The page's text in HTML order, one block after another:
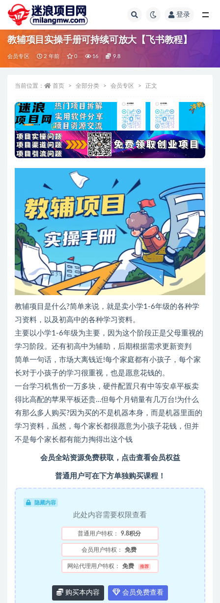
登录
教辅项目实操手册可持续可放大【飞书教程】
会员专区 2 年前 0 16 9.8
当前位置： 首页 全部分类 会员专区 正文
教辅项目是什么?简单来说，就是卖小学1-6年级的各种学
习资料，以及初高中的各种学习资料。
主要以小学1-6年级为主要，因为这个阶段正是父母重视的
学习阶段。还有初高中为辅助，后期根据需求更新资判
简单一句话，市场大离钱近!每个家庭都有小孩子，每个家
长对于小孩子的学习很重视，也是愿意花钱的。
一台学习机售价一万多块，硬件配置只有中等安卓平板卖
得比高配的苹果平板还贵…但每个月销量有几万台!为什么
有那么多人购买?因为买的不是机器本身，而是机器里面的
学习资料，虽然，每个家长都很愿意为小孩子花钱，但并
不是每个家长都有能力掏得出这个钱
会员全站资源免费获取，点击查看会员权益
普通用户可在下方单独购买课程！
隐藏内容
此处内容需要权限查看
普通用户特权： 9.8积分
会员用户特权： 免费
网站代理用户特权： 免费 推荐
购买本内容 会员免费查看
全部